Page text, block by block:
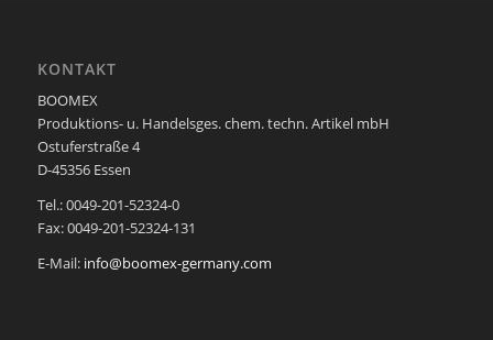
KONTAKT
BOOMEX
Produktions- u. Handelsges. chem. techn. Artikel mbH
Ostuferstraße 4
D-45356 Essen
Tel.: 0049-201-52324-0
Fax: 0049-201-52324-131
E-Mail: info@boomex-germany.com